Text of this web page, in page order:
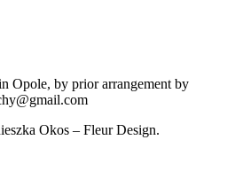
Opole, by prior arrangement by
Okos – Fleur Design.